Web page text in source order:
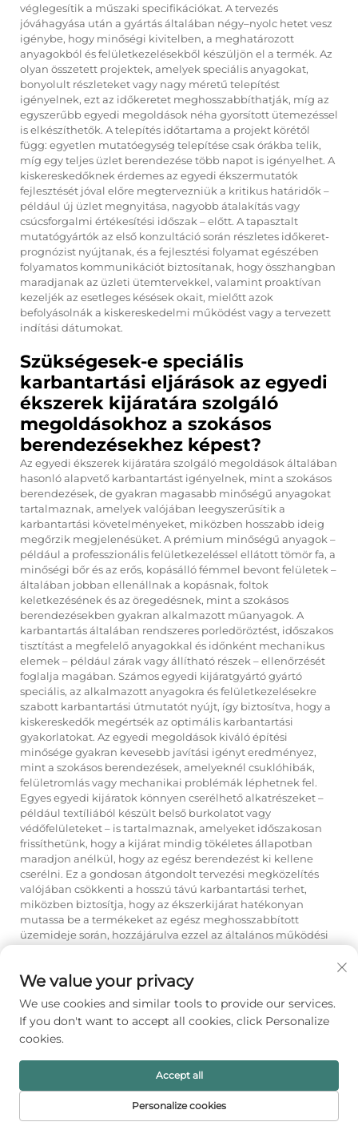
véglegesítik a műszaki specifikációkat. A tervezés
jóváhagyása után a gyártás általában négy–nyolc hetet vesz
igénybe, hogy minőségi kivitelben, a meghatározott
anyagokból és felületkezelésekből készüljön el a termék. Az
olyan összetett projektek, amelyek speciális anyagokat,
bonyolult részleteket vagy nagy méretű telepítést
igényelnek, ezt az időkeretet meghosszabbíthatják, míg az
egyszerűbb egyedi megoldások néha gyorsított ütemezéssel
is elkészíthetők. A telepítés időtartama a projekt körétől
függ: egyetlen mutatóegység telepítése csak órákba telik,
míg egy teljes üzlet berendezése több napot is igényelhet. A
kiskereskedőknek érdemes az egyedi ékszermutatók
fejlesztését jóval előre megtervezniük a kritikus határidők –
például új üzlet megnyitása, nagyobb átalakítás vagy
csúcsforgalmi értékesítési időszak – előtt. A tapasztalt
mutatógyártók az első konzultáció során részletes időkeret-
prognózist nyújtanak, és a fejlesztési folyamat egészében
folyamatos kommunikációt biztosítanak, hogy összhangban
maradjanak az üzleti ütemtervekkel, valamint proaktívan
kezeljék az esetleges késések okait, mielőtt azok
befolyásolnák a kiskereskedelmi működést vagy a tervezett
indítási dátumokat.
Szükségesek-e speciális
karbantartási eljárások az egyedi
ékszerek kijáratára szolgáló
megoldásokhoz a szokásos
berendezésekhez képest?
Az egyedi ékszerek kijáratára szolgáló megoldások általában
hasonló alapvető karbantartást igényelnek, mint a szokásos
berendezések, de gyakran magasabb minőségű anyagokat
tartalmaznak, amelyek valójában leegyszerűsítik a
karbantartási követelményeket, miközben hosszabb ideig
megőrzik megjelenésüket. A prémium minőségű anyagok –
például a professzionális felületkezeléssel ellátott tömör fa, a
minőségi bőr és az erős, kopásálló fémmel bevont felületek –
általában jobban ellenállnak a kopásnak, foltok
keletkezésének és az öregedésnek, mint a szokásos
berendezésekben gyakran alkalmazott műanyagok. A
karbantartás általában rendszeres porledöröztést, időszakos
tisztítást a megfelelő anyagokkal és időnként mechanikus
elemek – például zárak vagy állítható részek – ellenőrzését
foglalja magában. Számos egyedi kijáratgyártó gyártó
speciális, az alkalmazott anyagokra és felületkezelésekre
szabott karbantartási útmutatót nyújt, így biztosítva, hogy a
kiskereskedők megértsék az optimális karbantartási
gyakorlatokat. Az egyedi megoldások kiváló építési
minősége gyakran kevesebb javítási igényt eredményez,
mint a szokásos berendezések, amelyeknél csuklóhibák,
felületromlás vagy mechanikai problémák léphetnek fel.
Egyes egyedi kijáratok könnyen cserélhető alkatrészeket –
például textíliából készült belső burkolatot vagy
védőfelületeket – is tartalmaznak, amelyeket időszakosan
frissíthetünk, hogy a kijárat mindig tökéletes állapotban
maradjon anélkül, hogy az egész berendezést ki kellene
cserélni. Ez a gondosan átgondolt tervezési megközelítés
valójában csökkenti a hosszú távú karbantartási terhet,
miközben biztosítja, hogy az ékszerkijárat hatékonyan
mutassa be a termékeket az egész meghosszabbított
üzemideje során, hozzájárulva ezzel az általános működési
Előző:Mire figyeljenek a vásárlók ékszer-csomagoló dobozok beszerzésekor?
We value your privacy
We use cookies and similar tools to provide our services.
If you don't want to accept all cookies, click Personalize
cookies.
Personalize cookies
Accept all